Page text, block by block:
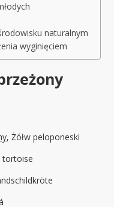
naturalnym
wyginięciem
, Żółw peloponeski
tortoise